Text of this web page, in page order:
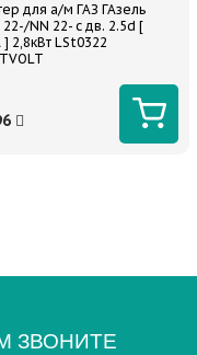
для а/м ГАЗ ГАзель
NN 22- с дв. 2.5d [
] 2,8кВт LSt0322
ЗВОНИТЕ